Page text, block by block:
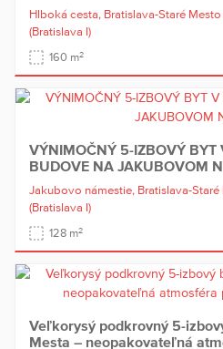
Hlboká cesta, Bratislava-Staré Mesto
(Bratislava I)
160 m2
VÝNIMOČNÝ 5-IZBOVÝ BYT
BUDOVE NA JAKUBOVOM
Jakubovo námestie, Bratislava-Staré
(Bratislava I)
128 m2
Veľkorysý podkrovný 5-
Mesta – neopakovateľná